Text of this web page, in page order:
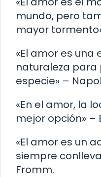
mundo, pero
mayor
«El amor es
naturaleza para
especie» –
«En el amor, la
mejor opción» –
«El amor es un
siempre
Fromm.